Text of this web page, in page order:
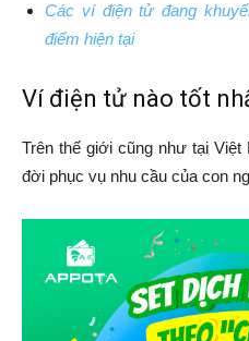
Các ví điện tử đang
điểm hiện tại
Ví điện tử nào tốt
Trên thế giới cũng như tại
đời phục vụ nhu cầu của con